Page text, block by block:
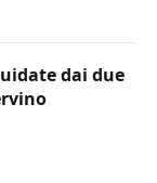
dai due